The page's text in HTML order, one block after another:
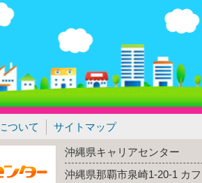
ついて サイトマップ
沖縄県キャリアセンター
沖縄県那覇市泉崎1-20-1 カ